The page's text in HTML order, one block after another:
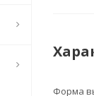
Форма